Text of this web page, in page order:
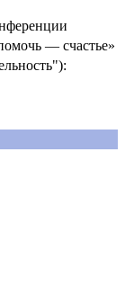
— счастье»